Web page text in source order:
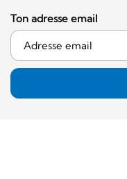
Ton adresse email